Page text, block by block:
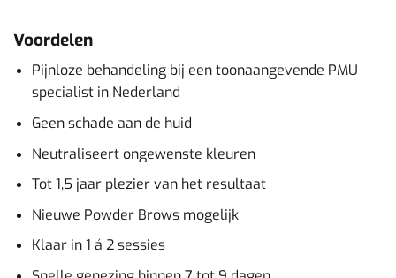
Voordelen
Pijnloze behandeling bij een toonaangevende PMU
specialist in Nederland
Geen schade aan de huid
Neutraliseert ongewenste kleuren
Tot 1,5 jaar plezier van het resultaat
Nieuwe Powder Brows mogelijk
Klaar in 1 á 2 sessies